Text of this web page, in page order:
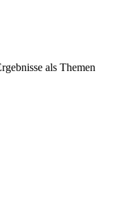
als Themen